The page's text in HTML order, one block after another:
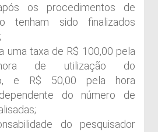
os procedimentos de
tenham sido finalizados
uma taxa de R$ 100,00 pela
de utilização do
e R$ 50,00 pela hora
do número de
do pesquisador